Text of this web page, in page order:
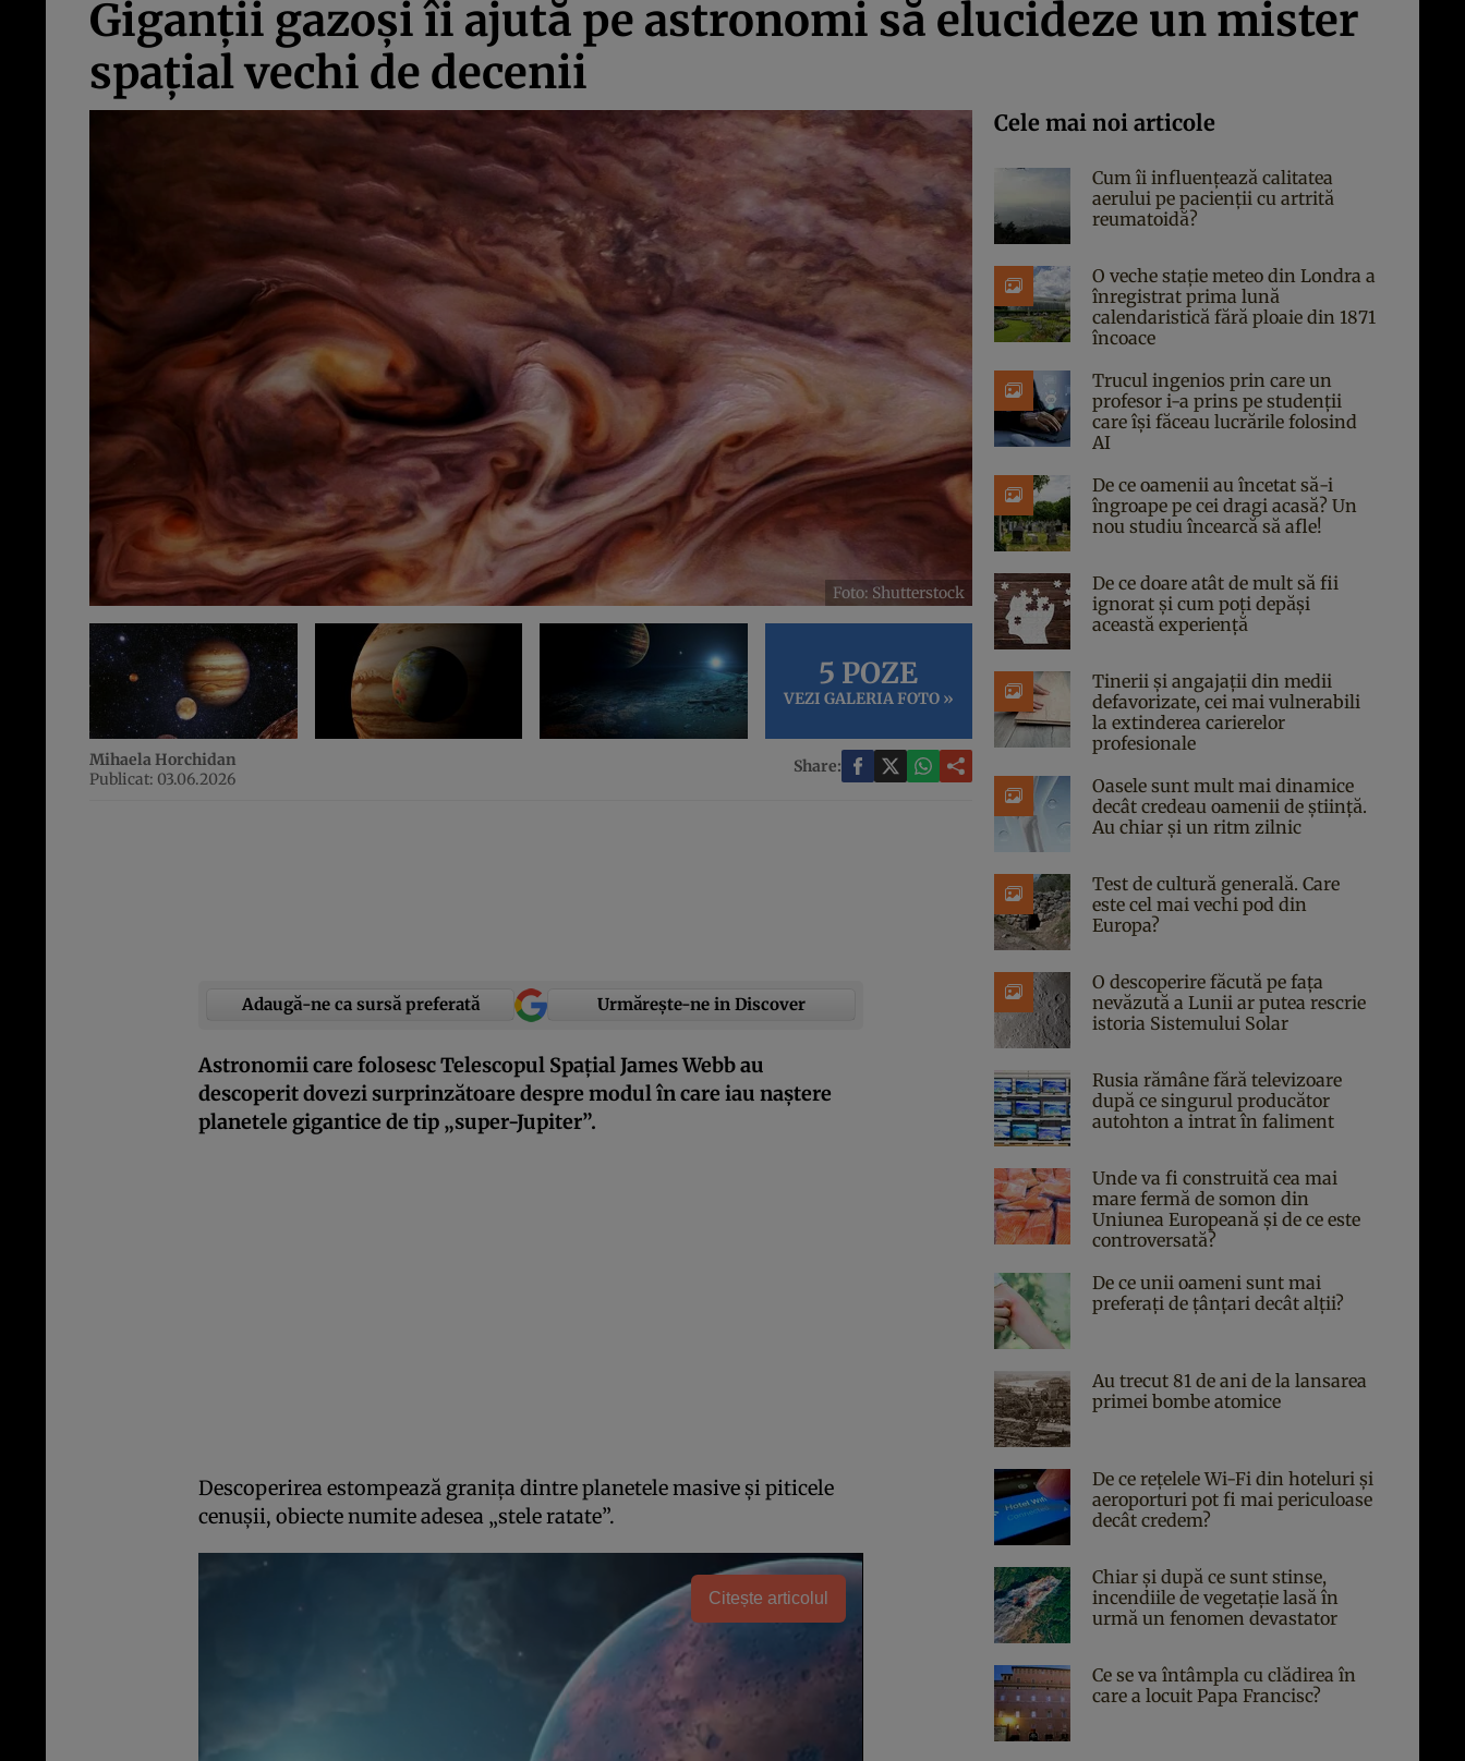
Giganții gazoși îi ajută pe astronomi să elucideze un mister
spațial vechi de decenii
Foto: Shutterstock
5 POZE
VEZI GALERIA FOTO »
Mihaela Horchidan
Publicat: 03.06.2026
Share:
Adaugă-ne ca sursă preferată Urmărește-ne in Discover
Astronomii care folosesc Telescopul Spațial James Webb au
descoperit dovezi surprinzătoare despre modul în care iau naștere
planetele gigantice de tip „super-Jupiter”.
Descoperirea estompează granița dintre planetele masive și piticele
cenușii, obiecte numite adesea „stele ratate”.
Citește articolul
Cele mai noi articole
Cum îi influențează calitatea
aerului pe pacienții cu artrită
reumatoidă?
O veche stație meteo din Londra a
înregistrat prima lună
calendaristică fără ploaie din 1871
încoace
Trucul ingenios prin care un
profesor i-a prins pe studenții
care își făceau lucrările folosind
AI
De ce oamenii au încetat să-i
îngroape pe cei dragi acasă? Un
nou studiu încearcă să afle!
De ce doare atât de mult să fii
ignorat și cum poți depăși
această experiență
Tinerii și angajații din medii
defavorizate, cei mai vulnerabili
la extinderea carierelor
profesionale
Oasele sunt mult mai dinamice
decât credeau oamenii de știință.
Au chiar și un ritm zilnic
Test de cultură generală. Care
este cel mai vechi pod din
Europa?
O descoperire făcută pe fața
nevăzută a Lunii ar putea rescrie
istoria Sistemului Solar
Rusia rămâne fără televizoare
după ce singurul producător
autohton a intrat în faliment
Unde va fi construită cea mai
mare fermă de somon din
Uniunea Europeană și de ce este
controversată?
De ce unii oameni sunt mai
preferați de țânțari decât alții?
Au trecut 81 de ani de la lansarea
primei bombe atomice
De ce rețelele Wi-Fi din hoteluri și
aeroporturi pot fi mai periculoase
decât credem?
Chiar și după ce sunt stinse,
incendiile de vegetație lasă în
urmă un fenomen devastator
Ce se va întâmpla cu clădirea în
care a locuit Papa Francisc?